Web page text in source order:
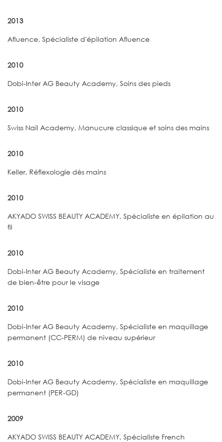
2013
Afluence, Spécialiste d'épilation Afluence
2010
Dobi-Inter AG Beauty Academy, Soins des pieds
2010
Swiss Nail Academy, Manucure classique et soins des mains
2010
Keller, Réflexologie dès mains
2010
AKYADO SWISS BEAUTY ACADEMY, Spécialiste en épilation au
fil
2010
Dobi-Inter AG Beauty Academy, Spécialiste en traitement
de bien-être pour le visage
2010
Dobi-Inter AG Beauty Academy, Spécialiste en maquillage
permanent (СС-PERM) de niveau supérieur
2010
Dobi-Inter AG Beauty Academy, Spécialiste en maquillage
permanent (PER-GD)
2009
AKYADO SWISS BEAUTY ACADEMY, Spécialiste French